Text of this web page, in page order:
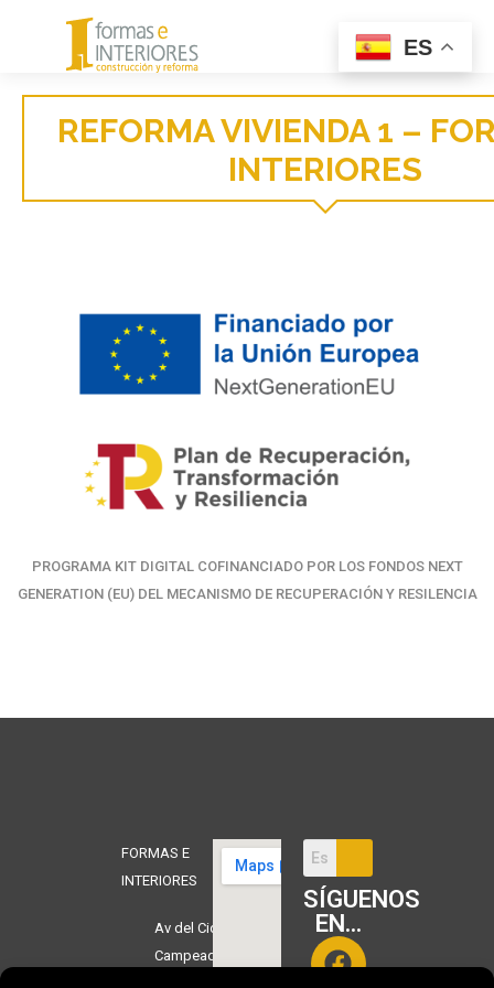
REFORMA VIVIENDA 1 –
INTERIORES
PROGRAMA KIT DIGITAL COFINANCIADO POR LOS FONDOS NEXT
GENERATION (EU) DEL MECANISMO DE RECUPERACIÓN Y RESILENCIA
FORMAS E
INTERIORES
Av del Cid
Campeador,
SÍGUENOS
EN...
ES